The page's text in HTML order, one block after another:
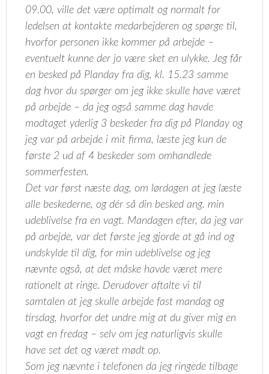
09.00, ville det være optimalt og normalt for
ledelsen at kontakte medarbejderen og spørge til,
hvorfor personen ikke kommer på arbejde –
eventuelt kunne der jo være sket en ulykke. Jeg får
en besked på Planday fra dig, kl. 15.23 samme
dag hvor du spørger om jeg ikke skulle have været
på arbejde – da jeg også samme dag havde
modtaget yderlig 3 beskeder fra dig på Planday og
jeg var på arbejde i mit firma, læste jeg kun de
første 2 ud af 4 beskeder som omhandlede
sommerfesten.
Det var først næste dag, om lørdagen at jeg læste
alle beskederne, og dér så din besked ang. min
udeblivelse fra en vagt. Mandagen efter, da jeg var
på arbejde, var det første jeg gjorde at gå ind og
undskylde til dig, for min udeblivelse og jeg
nævnte også, at det måske havde været mere
rationelt at ringe. Derudover aftalte vi til
samtalen at jeg skulle arbejde fast mandag og
tirsdag, hvorfor det undre mig at du giver mig en
vagt en fredag – selv om jeg naturligvis skulle
have set det og været mødt op.
Som jeg nævnte i telefonen da jeg ringede tilbage